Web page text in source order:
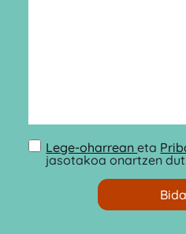
Lege-oharreaneta
jasotakoa onartzen